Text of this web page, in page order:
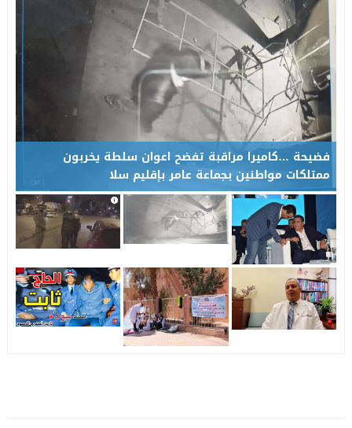
19:28 عامل إقليم تاونات يشرف على إعطاء انطلاقة مشاريع تنموية
فضيحة …كاميرا مراقبة تفضح اعوان سلطة يخربون
ممتلكات مواطنين بجماعة عامر بإقليم سلا